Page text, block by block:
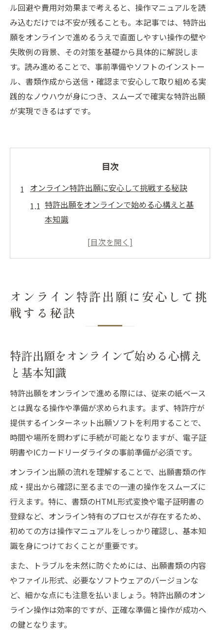
ル回避や費用対効果まで考えると、操作マニュアルを読
み込むだけでは不安が残ることも。本記事では、特許出
願をオンラインで進めるうえで直面しやすい操作の壁や
失敗例の背景、その対策を基礎から具体的に解説しま
す。読み進めることで、事前準備やソフトのインストー
ル、書類作成から送信・確認まで安心して取り組める実
践的なノウハウが身につき、スムーズで確実な特許出願
が実現できるはずです。
目次
オンライン特許出願に安心して挑戦する秘訣
特許出願をオンラインで始める心構えと基
本知識
特許出願オンライン操作の失敗を防ぐ準備
る
特許出願オンライン操作のメリットを最大
特許出願のオンライン操作における基本手順を
解説
特許出願オンライン操作の全体フローを把
握する
インターネット出願ソフトの導入から起動
まで
電子証明書準備と申請人利用登録のポイン
ト
特許出願用書類作成時の注意すべき点
HTML変換や送信書類管理の基礎知識
スムーズな電子出願へ導くインターネット出願
ソフトの活用法
インターネット出願ソフトのダウンロード
手順
特許出願支援ソフトの効果的な使い方解説
オンライン操作に役立つソフト機能の選び
方
HTML変換やファイル保存時のトラブル対
オンライン特許出願に安心して挑
戦する秘訣
特許出願をオンラインで始める心構え
と基本知識
特許出願をオンラインで進める際には、従来の紙ベース
とは異なる操作や準備が求められます。まず、特許庁が
提供するインターネット出願ソフトを利用することで、
時間や場所を問わずに手続が可能となりますが、電子証
明書やICカードリーダライタの事前準備が必須です。
オンライン出願の流れを理解することで、出願書類の作
成・提出から確認に至るまでの一連の操作をスムーズに
行えます。特に、書類のHTML形式変換や電子証明書の
登録など、オンライン特有のプロセスが存在するため、
初めての方は操作マニュアルをしっかり確認し、基本知
識を身につけておくことが重要です。
また、トラブルを未然に防ぐためには、出願書類の内容
やファイル形式、必要なソフトウェアのバージョンな
ど、細かな点にも注意を払いましょう。特許出願のオン
ライン操作は効率的ですが、正確な準備と操作が成功へ
の鍵となります。